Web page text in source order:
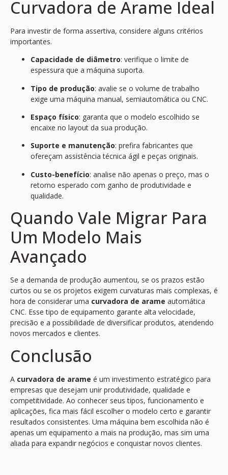
Curvadora de Arame Ideal
Para investir de forma assertiva, considere alguns critérios
importantes.
Capacidade de diâmetro: verifique o limite de
espessura que a máquina suporta.
Tipo de produção: avalie se o volume de trabalho
exige uma máquina manual, semiautomática ou CNC.
Espaço físico: garanta que o modelo escolhido se
encaixe no layout da sua produção.
Suporte e manutenção: prefira fabricantes que
ofereçam assistência técnica ágil e peças originais.
Custo-benefício: analise não apenas o preço, mas o
retorno esperado com ganho de produtividade e
qualidade.
Quando Vale Migrar Para
Um Modelo Mais
Avançado
Se a demanda de produção aumentou, se os prazos estão
curtos ou se os projetos exigem curvaturas mais complexas, é
hora de considerar uma curvadora de arame automática
CNC. Esse tipo de equipamento garante alta velocidade,
precisão e a possibilidade de diversificar produtos, atendendo
novos mercados e clientes.
Conclusão
A curvadora de arame é um investimento estratégico para
empresas que desejam unir produtividade, qualidade e
competitividade. Ao conhecer seus tipos, funcionamento e
aplicações, fica mais fácil escolher o modelo certo e garantir
resultados consistentes. Uma máquina bem escolhida não é
apenas um equipamento a mais na produção, mas sim uma
aliada para expandir negócios e conquistar novos clientes.